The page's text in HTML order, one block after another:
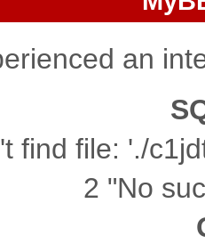
an
find file: './
2 "No